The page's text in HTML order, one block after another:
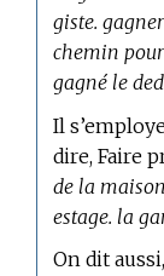
giste.
chemin
gagné le
Il
dire, Faire
de la
estage. la
On dit